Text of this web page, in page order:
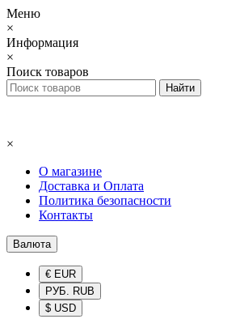
Меню
×
Информация
×
Поиск товаров
×
О магазине
Доставка и Оплата
Политика безопасности
Контакты
Валюта
€ EUR
РУБ. RUB
$ USD